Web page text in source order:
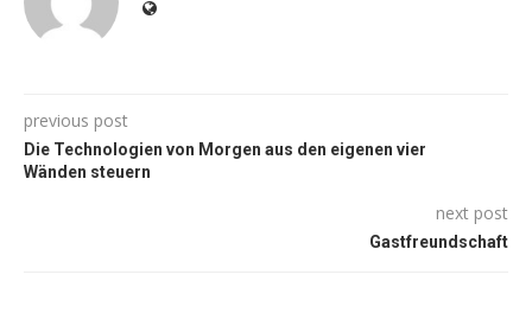
previous post
Die Technologien von Morgen aus den eigenen vier
Wänden steuern
next post
Gastfreundschaft